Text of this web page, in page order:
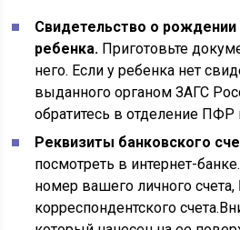
Свидетельство о
ребенка. Приготовьте
него. Если у ребенка нет
выданного органом ЗАГС
обратитесь в отделение
Реквизиты банковского
посмотреть в интернет-
номер вашего личного
корреспондентского